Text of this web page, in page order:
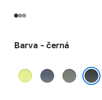
Barva - černá
neonověocelovězelenošedá